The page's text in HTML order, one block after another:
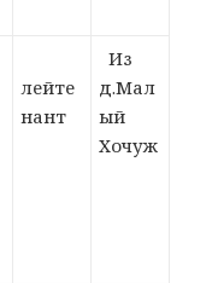
лейте
нант
Из
д.Мал
ый
Хочуж